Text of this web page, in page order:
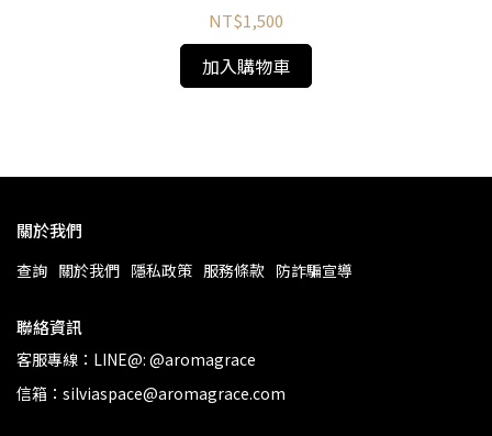
NT$1,500
加入購物車
關於我們
查詢 關於我們 隱私政策 服務條款 防詐騙宣導
聯絡資訊
客服專線：LINE@: @aromagrace
信箱：silviaspace@aromagrace.com